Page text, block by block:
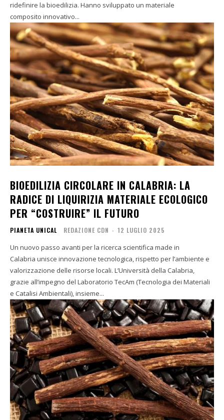
ridefinire la bioedilizia. Hanno sviluppato un materiale
composito innovativo...
BIOEDILIZIA CIRCOLARE IN CALABRIA: LA
RADICE DI LIQUIRIZIA MATERIALE ECOLOGICO
PER “COSTRUIRE” IL FUTURO
PIANETA UNICAL REDAZIONE CDN - 12 LUGLIO 2025
Un nuovo passo avanti per la ricerca scientifica made in
Calabria unisce innovazione tecnologica, rispetto per l’ambiente e
valorizzazione delle risorse locali. L’Università della Calabria,
grazie all’impegno del Laboratorio TecAm (Tecnologia dei Materiali
e Catalisi Ambientali), insieme...